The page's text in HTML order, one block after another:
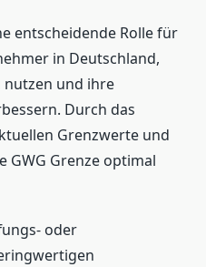
entscheidende Rolle für
in Deutschland,
nutzen und ihre
Durch das
Grenzwerte und
GWG Grenze optimal
oder